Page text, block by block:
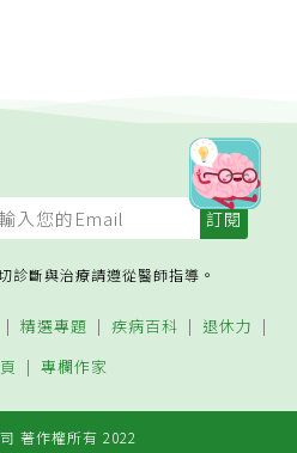
診斷與治療請遵從醫師指導。
精選專題 疾病百科
退休力
專欄作家
著作權所有 2022